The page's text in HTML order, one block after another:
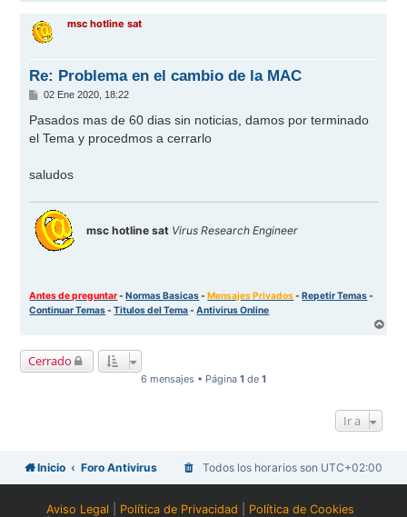
r
msc hotline sat
Re: Problema en el cambio de la MAC
M
n
02 Ene 2020, 18:22
Pasados mas de 60 dias sin noticias, damos por terminado
el Tema y procedmos a cerrarlo
saludos
msc hotline sat Virus Research Engineer
Antes de preguntar-Normas Basicas-Mensajes Privados-Repetir Temas-
Continuar Temas-Titulos del Tema-Antivirus Online
Cerrado
6 mensajes • Página 1 de 1
Ir a
Inicio Foro Antivirus Todos los horarios son UTC+02:00
Aviso Legal Política de Privacidad
Política de Cookies